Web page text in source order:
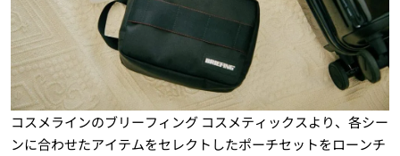
コスメラインのブリーフィング コスメティックスより、各シー
ンに合わせたアイテムをセレクトしたポーチセットをローンチ